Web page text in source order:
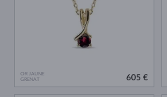
OR JAUNE
GRENAT
605 €